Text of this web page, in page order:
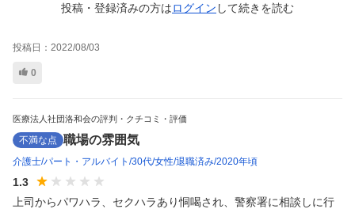
投稿・登録済みの方はログイン して続きを読む
投稿日： 2022/08/03
0
医療法人社団洛和会の評判・クチコミ・評価
不満な点 職場の雰囲気
介護士 パート・アルバイト 30代 女性 退職済み 2020年頃
1.3
上司からパワハラ、セクハラあり恫喝され、警察署に相談しに行